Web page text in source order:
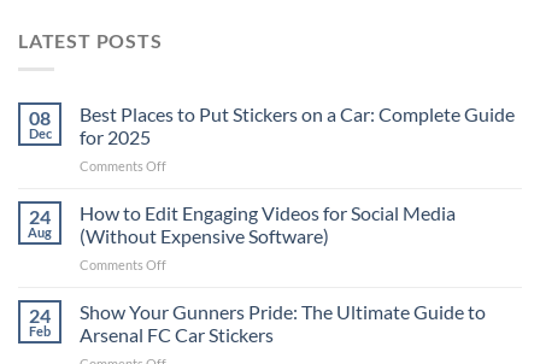
LATEST POSTS
08
Dec
Best Places to Put Stickers on a Car: Complete Guide
for 2025
Comments Offon
Places
Put
Stickers
a
Car:
24
Aug
How to Edit Engaging Videos for Social Media
(Without Expensive Software)
Comments Offon
to
Engaging
24
Feb
Show Your Gunners Pride: The Ultimate Guide to
Arsenal FC Car Stickers